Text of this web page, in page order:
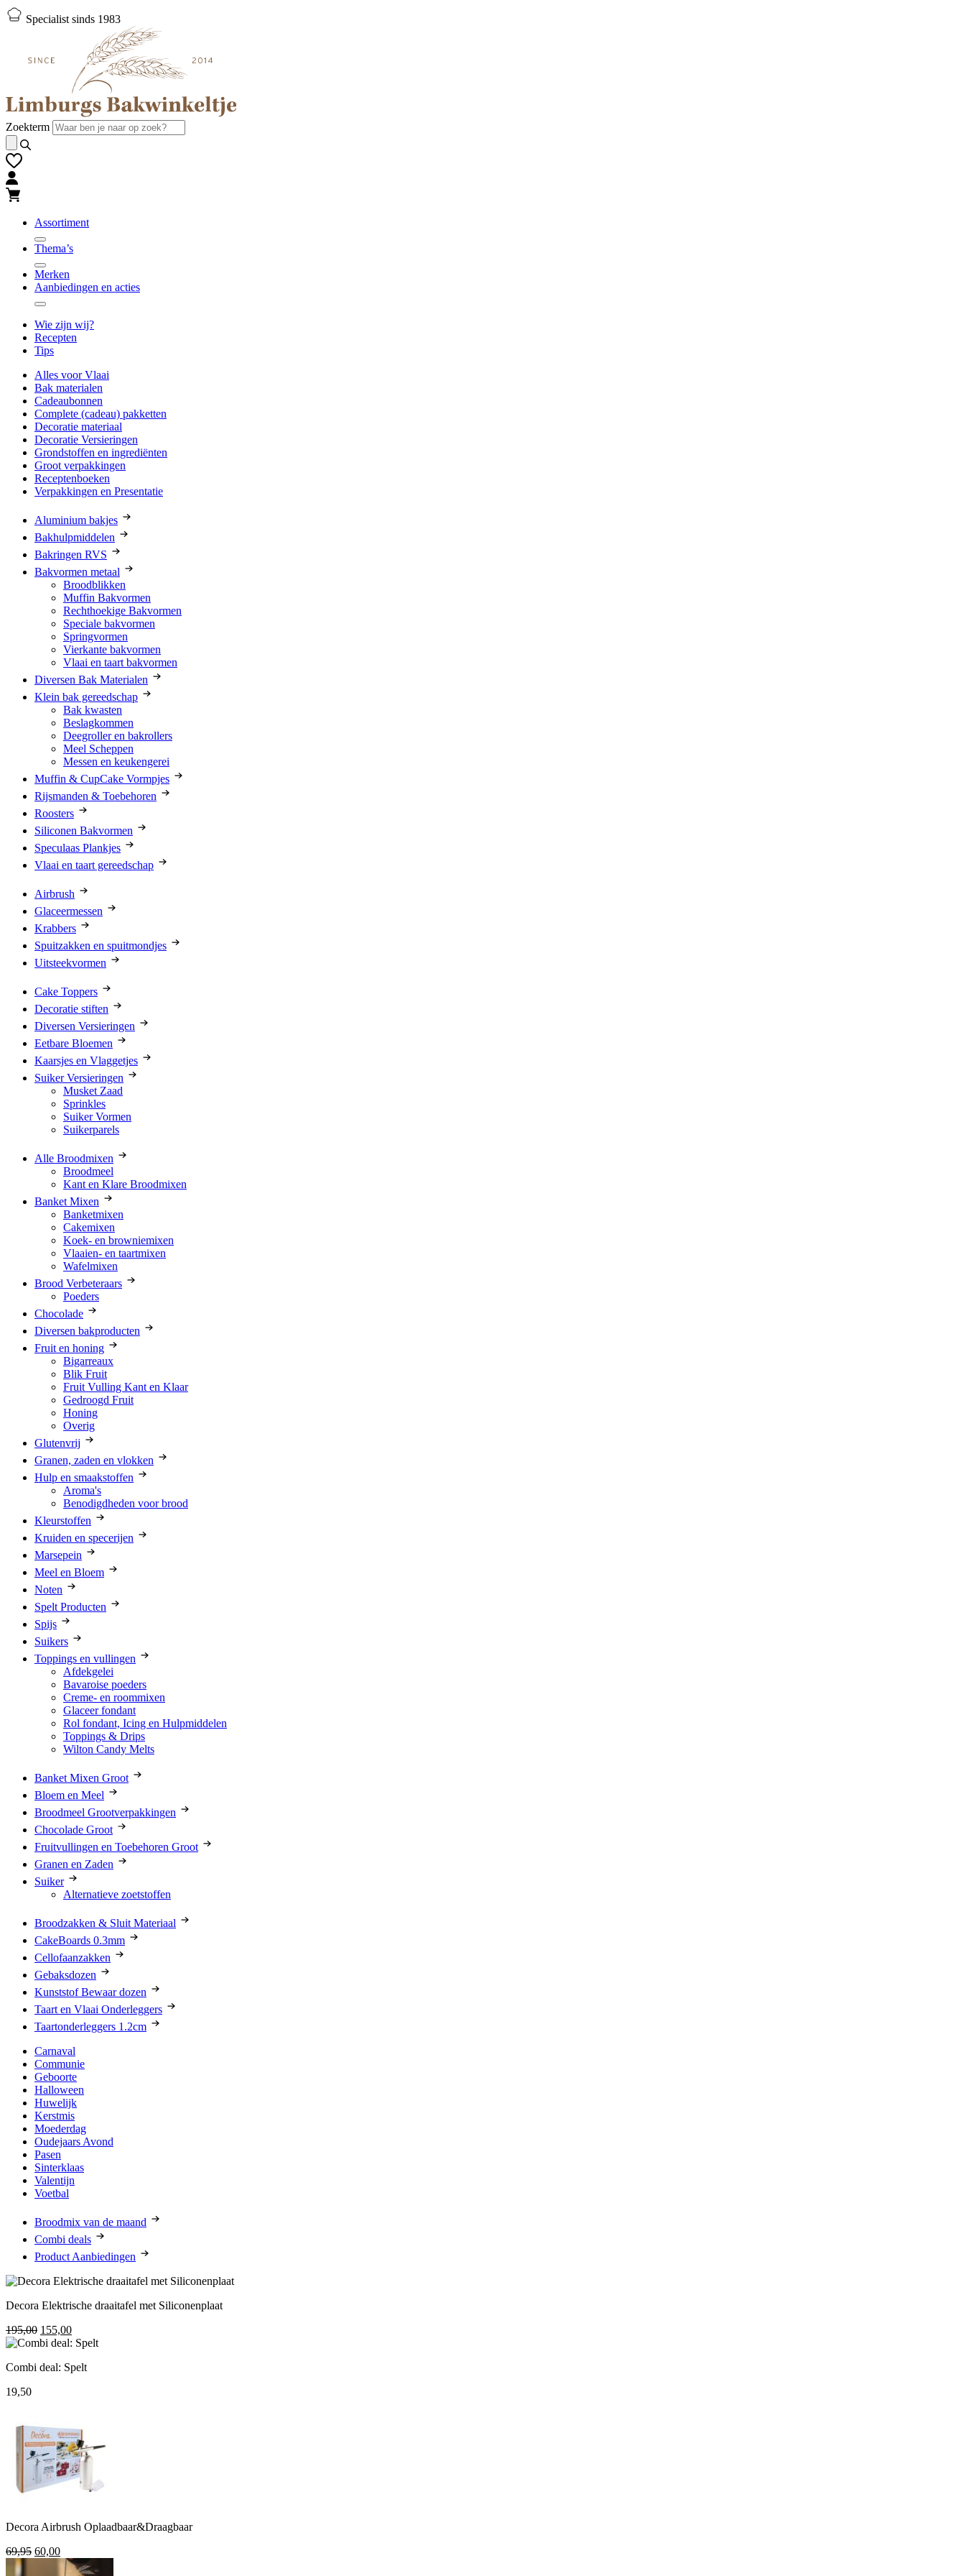
Naar
hoofd-
Naar
footerSpecialist sinds 1983
Zoekterm
Assortiment
Thema’s
Merken
Aanbiedingen en acties
Wie zijn wij?
Recepten
Tips
Alles voor Vlaai
Bak materialen
Cadeaubonnen
Complete (cadeau) pakketten
Decoratie materiaal
Decoratie Versieringen
Grondstoffen en ingrediënten
Groot verpakkingen
Receptenboeken
Verpakkingen en Presentatie
Aluminium bakjes
Bakhulpmiddelen
Bakringen RVS
Bakvormen metaal
Broodblikken
Muffin Bakvormen
Rechthoekige Bakvormen
Speciale bakvormen
Springvormen
Vierkante bakvormen
Vlaai en taart bakvormen
Diversen Bak Materialen
Klein bak gereedschap
Bak kwasten
Beslagkommen
Deegroller en bakrollers
Meel Scheppen
Messen en keukengerei
Muffin & CupCake Vormpjes
Rijsmanden & Toebehoren
Roosters
Siliconen Bakvormen
Speculaas Plankjes
Vlaai en taart gereedschap
Airbrush
Glaceermessen
Krabbers
Spuitzakken en spuitmondjes
Uitsteekvormen
Cake Toppers
Decoratie stiften
Diversen Versieringen
Eetbare Bloemen
Kaarsjes en Vlaggetjes
Suiker Versieringen
Musket Zaad
Sprinkles
Suiker Vormen
Suikerparels
Alle Broodmixen
Broodmeel
Kant en Klare Broodmixen
Banket Mixen
Banketmixen
Cakemixen
Koek- en browniemixen
Vlaaien- en taartmixen
Wafelmixen
Brood Verbeteraars
Poeders
Chocolade
Diversen bakproducten
Fruit en honing
Bigarreaux
Blik Fruit
Fruit Vulling Kant en Klaar
Gedroogd Fruit
Honing
Overig
Glutenvrij
Granen, zaden en vlokken
Hulp en smaakstoffen
Aroma's
Benodigdheden voor brood
Kleurstoffen
Kruiden en specerijen
Marsepein
Meel en Bloem
Noten
Spelt Producten
Spijs
Suikers
Toppings en vullingen
Afdekgelei
Bavaroise poeders
Creme- en roommixen
Glaceer fondant
Rol fondant, Icing en Hulpmiddelen
Toppings & Drips
Wilton Candy Melts
Banket Mixen Groot
Bloem en Meel
Broodmeel Grootverpakkingen
Chocolade Groot
Fruitvullingen en Toebehoren Groot
Granen en Zaden
Suiker
Alternatieve zoetstoffen
Broodzakken & Sluit Materiaal
CakeBoards 0.3mm
Cellofaanzakken
Gebaksdozen
Kunststof Bewaar dozen
Taart en Vlaai Onderleggers
Taartonderleggers 1.2cm
Carnaval
Communie
Geboorte
Halloween
Huwelijk
Kerstmis
Moederdag
Oudejaars Avond
Pasen
Sinterklaas
Valentijn
Voetbal
Broodmix van de maand
Combi deals
Product Aanbiedingen
Decora Elektrische draaitafel met Siliconenplaat
195,00 Oorspronkelijke
prijs
195,00.
155,00Huidige
prijs
155,00.
Combi deal: Spelt
19,50
Decora Airbrush Oplaadbaar&Draagbaar
69,95 Oorspronkelijke
60,00Huidige
prijs